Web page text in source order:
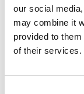
our social
may combine it
provided to
of their services.
ドイツ
Extrude Hone
Bgm.-Merk-Str. 1
Germany